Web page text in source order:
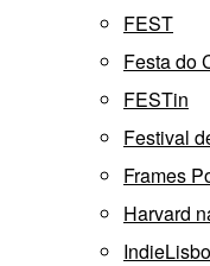
FEST
Festa do
FESTin
Festival
Frames
Harvard